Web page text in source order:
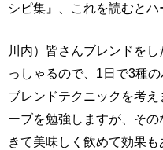
シピ集』、これを読むと
川内）皆さんブレンドを
っしゃるので、1日で3種
ブレンドテクニックを考
ーブを勉強しますが、そ
きて美味しく飲めて効果